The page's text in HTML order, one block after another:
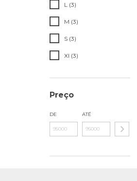
L (3)
M (3)
S (3)
Xl (3)
Preço
DE ATÉ